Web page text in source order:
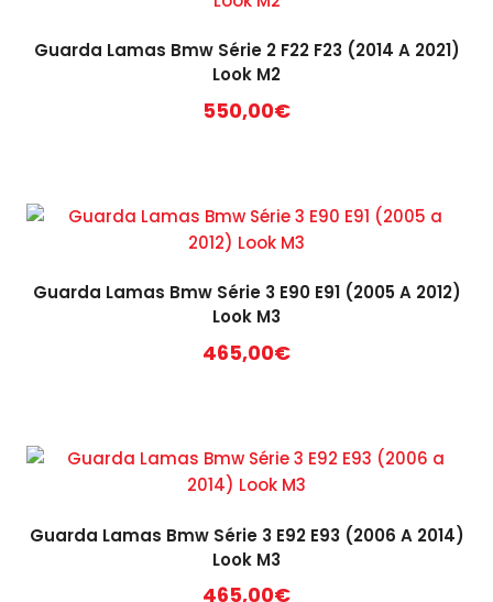
Guarda Lamas Bmw Série 2 F22 F23 (2014 A 2021)
Look M2
550,00€
Guarda Lamas Bmw Série 3 E90 E91 (2005 A 2012)
Look M3
465,00€
Guarda Lamas Bmw Série 3 E92 E93 (2006 A 2014)
Look M3
465,00€